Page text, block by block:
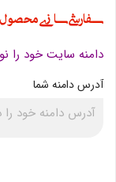
سفارشی سازی محصول
دامنه سایت خود را
آدرس دامنه شما